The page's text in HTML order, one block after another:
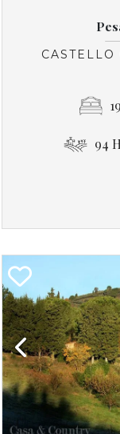
19
94
Previous